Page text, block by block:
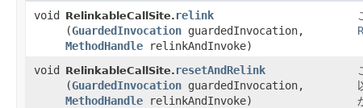
void RelinkableCallSite. relink
(GuardedInvocation guardedInvocation,
MethodHandle relinkAndInvoke)
void RelinkableCallSite. resetAndRelink
(GuardedInvocation guardedInvocation,
MethodHandle relinkAndInvoke)